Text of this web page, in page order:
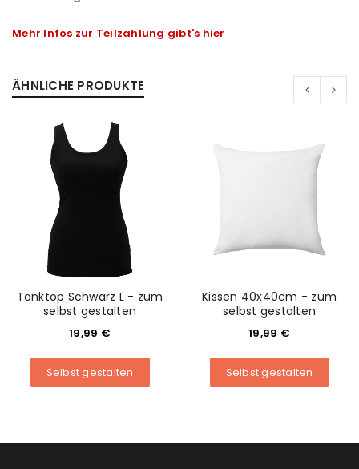
ANMELDEN
Mehr Infos zur Teilzahlung gibt's hier
ÄHNLICHE PRODUKTE
Tanktop Schwarz L - zum
selbst gestalten
19,99 €
Selbst gestalten
Kissen 40x40cm - zum
selbst gestalten
19,99 €
Selbst gestalten